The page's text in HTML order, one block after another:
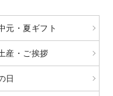
元・夏ギフト
産・ご挨拶
日